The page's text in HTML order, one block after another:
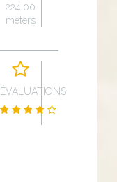
224.00
meters
ÉVALUATIONS